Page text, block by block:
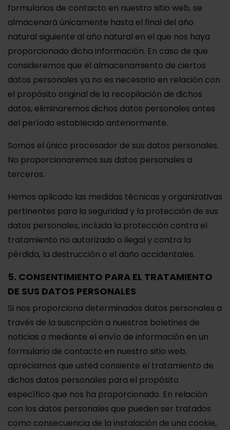
formularios de contacto en nuestro sitio web, se
almacenará únicamente hasta el final del año
natural siguiente al año natural en el que nos haya
proporcionado dicha información. En caso de que
consideremos que el almacenamiento de ciertos
datos personales ya no es necesario en relación con
el propósito original de la recopilación de dichos
datos, eliminaremos dichos datos personales antes
del período establecido anteriormente.
Somos el único procesador de sus datos personales.
No proporcionaremos sus datos personales a
terceros.
Hemos aplicado las medidas técnicas y organizativas
pertinentes para la seguridad y la protección de sus
datos personales, incluida la protección contra el
tratamiento no autorizado o ilegal y contra la
pérdida, la destrucción o el daño accidentales.
5. CONSENTIMIENTO PARA EL TRATAMIENTO
DE SUS DATOS PERSONALES
Si nos proporciona determinados datos personales a
través de la suscripción a nuestros boletines de
noticias o mediante el envío de información en un
formulario de contacto en nuestro sitio web,
apreciamos que usted consiente el tratamiento de
dichos datos personales para el propósito
específico que nos ha proporcionado. En relación
con los datos personales que pueden ser tratados
como consecuencia de la instalación de una cookie,